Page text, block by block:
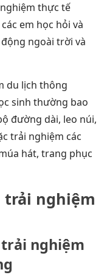
thực tế
em học hỏi và
ngoài trời và
du lịch thông
sinh thường bao
đường dài, leo núi,
trải nghiệm các
hát, trang phục
trải nghiệm
trải nghiệm